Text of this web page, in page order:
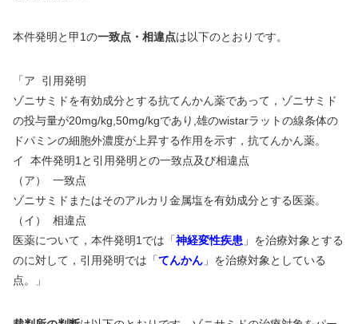
本件発明と甲1の一致点・相違点は以下のとおりです。
「ア
引用発明
ゾニサミドを有効成分とする抗てんかん薬であって，ゾニサミド
の投与量が20mg/kg,50mg/kgであり 雄のwistarラットの線条体の
ドパミンの細胞外濃度が上昇する作用を示す，抗てんかん薬。
イ
本件発明1 と引用発明との一致点及び相違点
（ア）
一致点
ゾニサミドまたはそのアルカリ金属塩を有効成分とする医薬。
（イ）
相違点
医薬について，本件発明1 では「神経変性疾患 」を治療対象とする
のに対して，引用発明では「てんかん 」を治療対象としている
点。」